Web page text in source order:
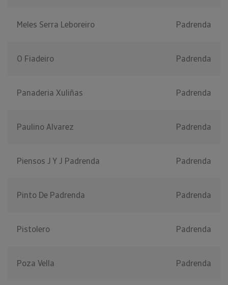
Meles Serra Leboreiro Padrenda
O Fiadeiro Padrenda
Panaderia Xuliñas Padrenda
Paulino Alvarez Padrenda
Piensos J Y J Padrenda Padrenda
Pinto De Padrenda Padrenda
Pistolero Padrenda
Poza Vella Padrenda